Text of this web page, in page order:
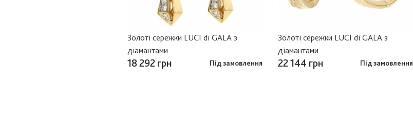
Золоті сережки LUCI di GALA з
діамантами
18 292 грн Під замовлення
Золоті сережки LUCI di GALA з
діамантами
22 144 грн Під замовлення